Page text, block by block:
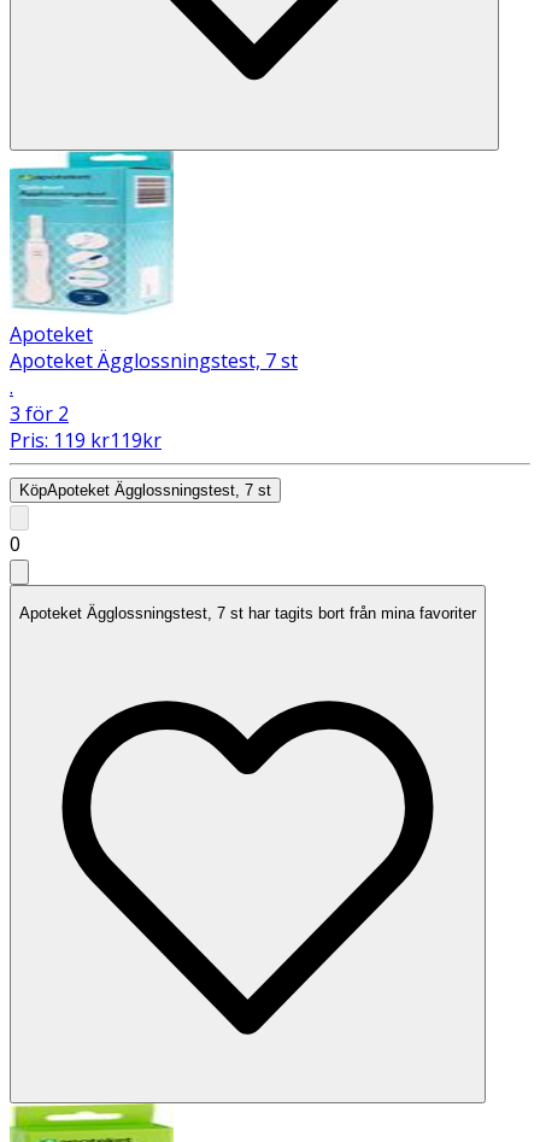
Apoteket
Apoteket Ägglossningstest, 7 st
.
3 för 2
Pris: 119 kr119kr
KöpApoteket Ägglossningstest, 7 st
0
Apoteket Ägglossningstest, 7 st har tagits bort från mina favoriter